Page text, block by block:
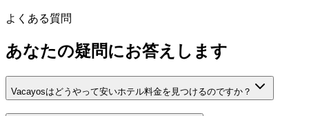
よくある質問
あなたの疑問にお答えします
Vacayosはどうやって安いホテル料金を見つけるのですか？